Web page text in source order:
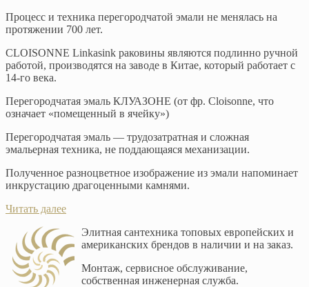
Процесс и техника перегородчатой эмали не менялась на
протяжении 700 лет.
CLOISONNE Linkasink раковины являются подлинно ручной
работой, производятся на заводе в Китае, который работает с
14-го века.
Перегородчатая эмаль КЛУАЗОНЕ (от фр. Cloisonne, что
означает «помещенный в ячейку»)
Перегородчатая эмаль — трудозатратная и сложная
эмальерная техника, не поддающаяся механизации.
Полученное разноцветное изображение из эмали напоминает
инкрустацию драгоценными камнями.
Читать далее
Элитная сантехника топовых европейских и
американских брендов в наличии и на заказ.
Монтаж, сервисное обслуживание,
собственная инженерная служба.